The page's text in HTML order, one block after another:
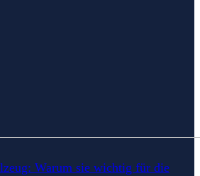
Warum sie wichtig für die